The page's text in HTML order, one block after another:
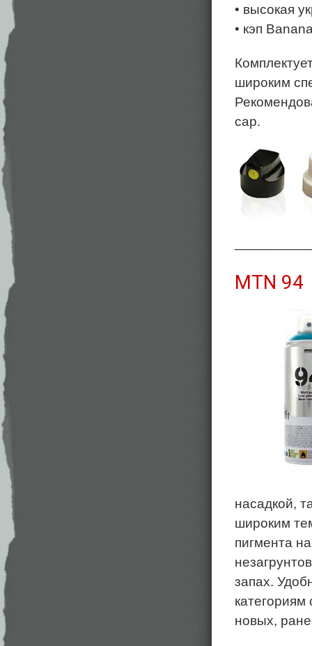
• высокая
• кэп
широким
cap.
MTN 94
насадкой,
широким
пигмента
запах.
новых,